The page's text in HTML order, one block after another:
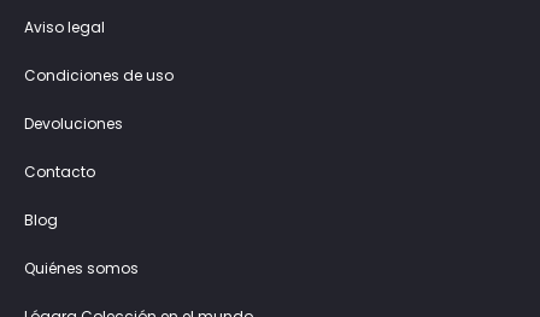
Aviso legal
Condiciones de uso
Devoluciones
Contacto
Blog
Quiénes somos